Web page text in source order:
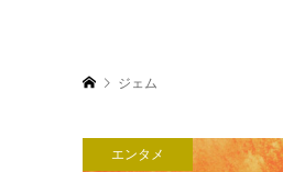
ジェム
エンタメ